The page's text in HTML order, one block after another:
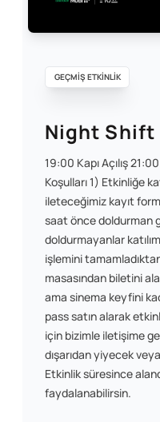
GEÇMİŞ ETKİNLİK
Night Shift
19:00 Kapı Açılış
Koşulları 1) Etkinliğe
ileteceğimiz kayıt
saat önce doldurman
doldurmayanlar
işlemini
masasından biletini
ama sinema keyfini
pass satın alarak
için bizimle iletişime
dışarıdan yiyecek
Etkinlik süresince
faydalanabilirsin.